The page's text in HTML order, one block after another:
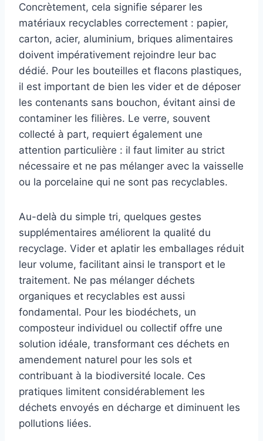
Concrètement, cela signifie séparer les
matériaux recyclables correctement : papier,
carton, acier, aluminium, briques alimentaires
doivent impérativement rejoindre leur bac
dédié. Pour les bouteilles et flacons plastiques,
il est important de bien les vider et de déposer
les contenants sans bouchon, évitant ainsi de
contaminer les filières. Le verre, souvent
collecté à part, requiert également une
attention particulière : il faut limiter au strict
nécessaire et ne pas mélanger avec la vaisselle
ou la porcelaine qui ne sont pas recyclables.
Au-delà du simple tri, quelques gestes
supplémentaires améliorent la qualité du
recyclage. Vider et aplatir les emballages réduit
leur volume, facilitant ainsi le transport et le
traitement. Ne pas mélanger déchets
organiques et recyclables est aussi
fondamental. Pour les biodéchets, un
composteur individuel ou collectif offre une
solution idéale, transformant ces déchets en
amendement naturel pour les sols et
contribuant à la biodiversité locale. Ces
pratiques limitent considérablement les
déchets envoyés en décharge et diminuent les
pollutions liées.